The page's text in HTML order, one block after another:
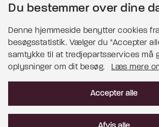
EAN: 5798009814203 | CVR: 34051178
Bemærk!
Læs mere om cookies
Du bestemmer over dine
Denne hjemmeside benytter cookies
besøgsstatistik. Vælger du ''Accepter
samtykke til at tredjepartsservices må
oplysninger om dit besøg.
Læs mere
Accepter alle